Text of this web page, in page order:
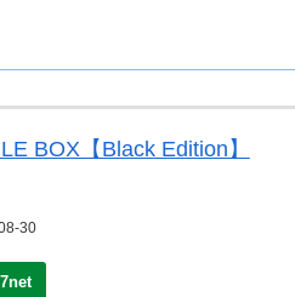
BOX【Black Edition】
30
7net